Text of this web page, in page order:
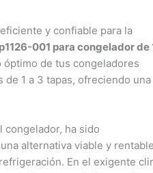
y confiable para la
001 para congelador de
de tus congeladores
1 a 3 tapas, ofreciendo una
congelador, ha sido
alternativa viable y rentable
En el exigente